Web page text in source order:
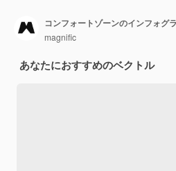
コンフォートゾーンのインフォグ
magnific
あなたにおすすめのベクトル